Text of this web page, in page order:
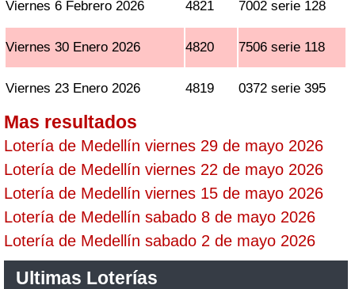
Viernes 6 Febrero 2026 4821 7002 serie 128
Viernes 30 Enero 2026 4820 7506 serie 118
Viernes 23 Enero 2026 4819 0372 serie 395
Mas resultados
Lotería de Medellín viernes 29 de mayo 2026
Lotería de Medellín viernes 22 de mayo 2026
Lotería de Medellín viernes 15 de mayo 2026
Lotería de Medellín sabado 8 de mayo 2026
Lotería de Medellín sabado 2 de mayo 2026
Ultimas Loterías